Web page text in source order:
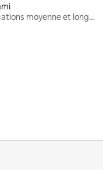
Locations moyenne et longue durée